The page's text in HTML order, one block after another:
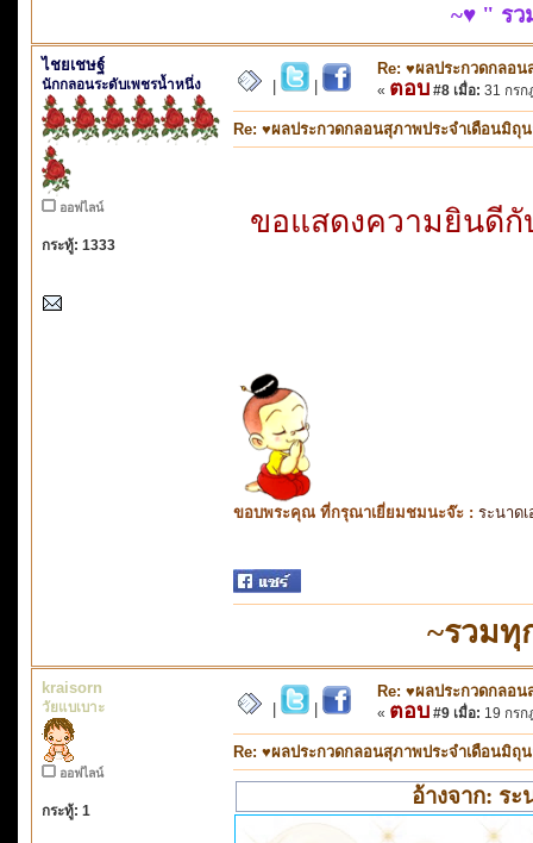
~♥ " รว
ไชยเชษฐ์
นักกลอนระดับเพชรน้ำหนึ่ง
ออฟไลน์
กระทู้: 1333
Re: ♥ผลประกวดกลอ
« ตอบ #8 เมื่อ: 31 กรก
Re: ♥ผลประกวดกลอนสุภาพประจำเดือน
ขอแสดงความยินดีกั
ขอบพระคุณ ที่กรุณาเยี่ยมชมนะจ๊ะ : ระนาดเ
~รวมทุ
kraisorn
วัยแบเบาะ
ออฟไลน์
กระทู้: 1
Re: ♥ผลประกวดกลอ
« ตอบ #9 เมื่อ: 19 กร
Re: ♥ผลประกวดกลอนสุภาพประจำเดือน
อ้างจาก: ระ